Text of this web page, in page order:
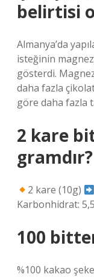
belirtisi
Almanya’da
isteğinin
gösterdi.
daha fazla
göre daha fazla
2 kare
gramdır?
2 kare (10g)
Karbonhidrat:
100
%100 kakao